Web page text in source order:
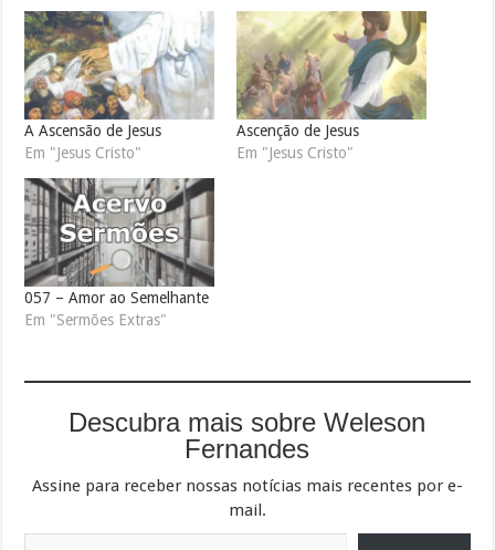
A Ascensão de Jesus
Em "Jesus Cristo"
Ascenção de Jesus
Em "Jesus Cristo"
057 – Amor ao Semelhante
Em "Sermões Extras"
Descubra mais sobre Weleson
Fernandes
Assine para receber nossas notícias mais recentes por e-
mail.
Digite seu e-mail…